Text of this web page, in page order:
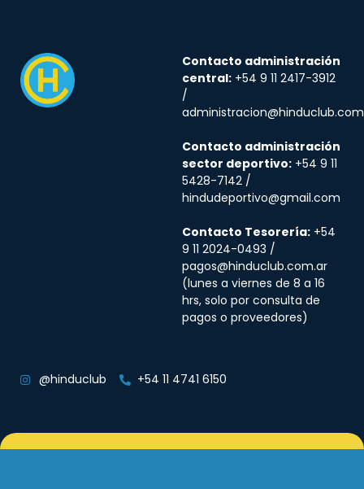
Contacto administración
central: +54 9 11 2417-3912
/
Contacto administración
sector deportivo: +54 9 11
5428-7142 /
hindudeportivo@gmail.com
Contacto Tesorería: +54
9 11 2024-0493 /
pagos@hinduclub.com.ar
(lunes a viernes de 8 a 16
hrs, solo por consulta de
pagos o proveedores)
@hinduclub +54 11 4741 6150